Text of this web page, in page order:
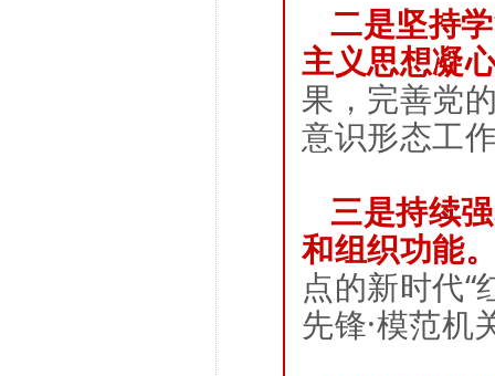
二是坚持
主义思想凝
果，完善党
意识形态工
三是持续
和组织功能
点的新时代“
先锋·模范机